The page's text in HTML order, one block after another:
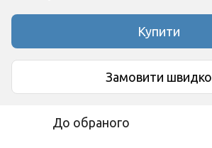
Купити
Замовити швидко
До обраного